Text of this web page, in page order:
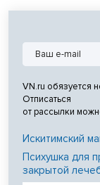
VN.ru обязуется
Отписаться
от рассылки
Искитимский
Психушка для
закрытой